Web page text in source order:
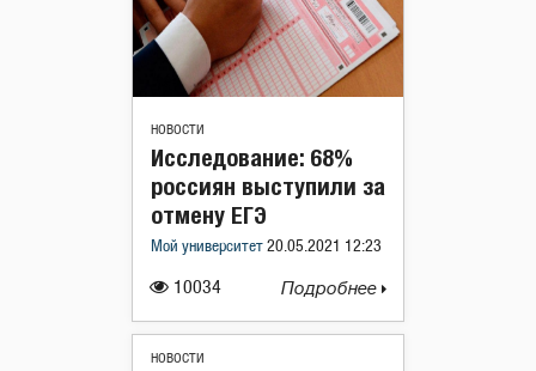
НОВОСТИ
10034
Исследование: 68%
россиян выступили за
отмену ЕГЭ
Мой университет 20.05.2021 12:23
Подробнее
НОВОСТИ